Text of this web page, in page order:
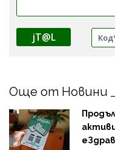
jT@L
Още от Новини